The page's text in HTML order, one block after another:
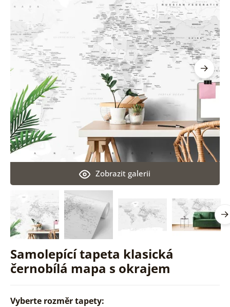
Samolepící tapeta klasická
černobílá mapa s okrajem
Zobrazit galerii
Vyberte rozměr tapety: